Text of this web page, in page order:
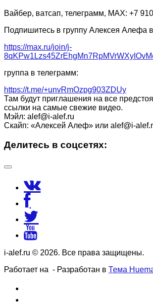
Вайбер, ватсап, телеграмм, МАХ: +7
Подпишитесь в группу Алексея Алефа
https://max.ru/join/j-
группа в телеграмм:
https://t.me/+unvRmOzpg903ZDUy
Там будут приглашения на все
ссылки на самые свежие видео.
Мэйл: alef@i-alef.ru
Скайп: «Алексей Алеф» или alef@i-
Делитесь в соцсетях:
i-alef.ru © 2026. Все права защищены.
Работает на - Разработан в Тема